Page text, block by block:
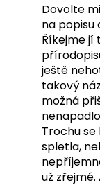
Dovolte
na popisu
Říkejme jí
ještě
takový
možná
Trochu se
spletla,
už